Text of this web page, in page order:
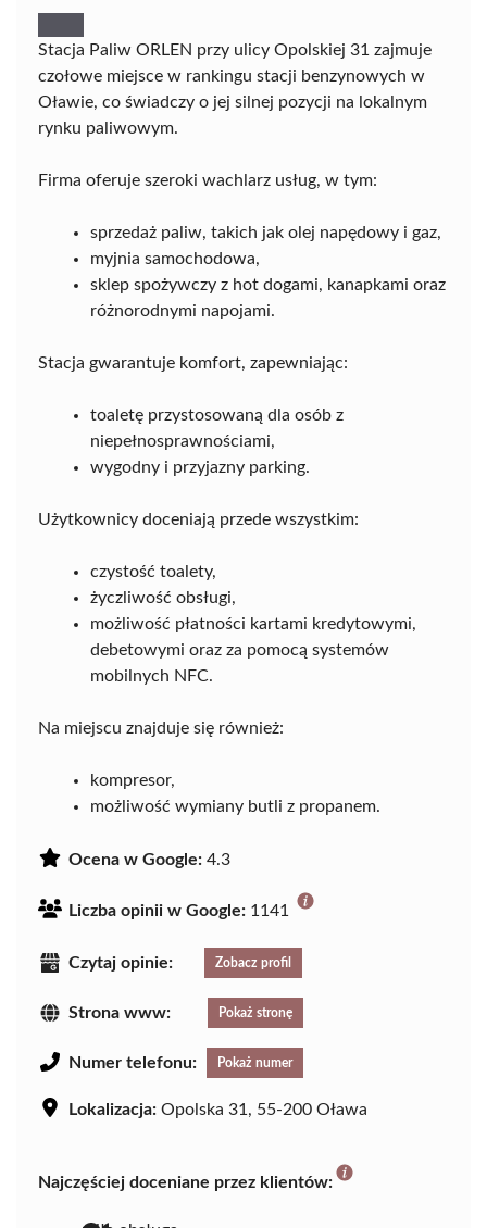
Stacja Paliw ORLEN przy ulicy Opolskiej 31 zajmuje
czołowe miejsce w rankingu stacji benzynowych w
Oławie, co świadczy o jej silnej pozycji na lokalnym
rynku paliwowym.
Firma oferuje szeroki wachlarz usług, w tym:
sprzedaż paliw, takich jak olej napędowy i gaz,
myjnia samochodowa,
sklep spożywczy z hot dogami, kanapkami oraz
różnorodnymi napojami.
Stacja gwarantuje komfort, zapewniając:
toaletę przystosowaną dla osób z
niepełnosprawnościami,
wygodny i przyjazny parking.
Użytkownicy doceniają przede wszystkim:
czystość toalety,
życzliwość obsługi,
możliwość płatności kartami kredytowymi,
debetowymi oraz za pomocą systemów
mobilnych NFC.
Na miejscu znajduje się również:
kompresor,
możliwość wymiany butli z propanem.
Ocena w Google: 4.3
Liczba opinii w Google: 1141
Czytaj opinie: Zobacz profil
Strona www: Pokaż stronę
Numer telefonu: Pokaż numer
Lokalizacja: Opolska 31, 55-200 Oława
Najczęściej doceniane przez klientów: